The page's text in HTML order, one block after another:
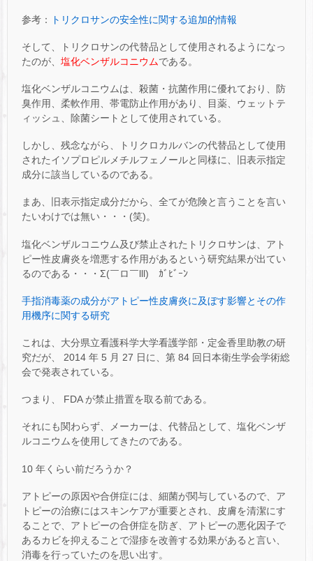
参考： トリクロサンの安全性に関する追加的情報
そして、トリクロサンの代替品として使用されるようになっ
たのが、 塩化ベンザルコニウムである。
塩化ベンザルコニウムは、殺菌・抗菌作用に優れており、防
臭作用、柔軟作用、帯電防止作用があり、目薬、ウェットテ
ィッシュ、除菌シートとして使用されている。
しかし、残念ながら、トリクロカルバンの代替品として使用
されたイソプロピルメチルフェノールと同様に、旧表示指定
成分に該当しているのである。
まあ、旧表示指定成分だから、全てが危険と言うことを言い
たいわけでは無い・・・(笑)。
塩化ベンザルコニウム及び禁止されたトリクロサンは、アト
ピー性皮膚炎を増悪する作用があるという研究結果が出てい
るのである・・・Σ(￣ロ￣lll) ｶﾞﾋﾞｰﾝ
手指消毒薬の成分がアトピー性皮膚炎に及ぼす影響とその作
用機序に関する研究
これは、大分県立看護科学大学看護学部・定金香里助教の研
究だが、 2014 年 5 月 27 日に、第 84 回日本衛生学会学術総
会で発表されている。
つまり、 FDA が禁止措置を取る前である。
それにも関わらず、メーカーは、代替品として、塩化ベンザ
ルコニウムを使用してきたのである。
10 年くらい前だろうか？
アトピーの原因や合併症には、細菌が関与しているので、ア
トピーの治療にはスキンケアが重要とされ、皮膚を清潔にす
ることで、アトピーの合併症を防ぎ、アトピーの悪化因子で
あるカビを抑えることで湿疹を改善する効果があると言い、
消毒を行っていたのを思い出す。